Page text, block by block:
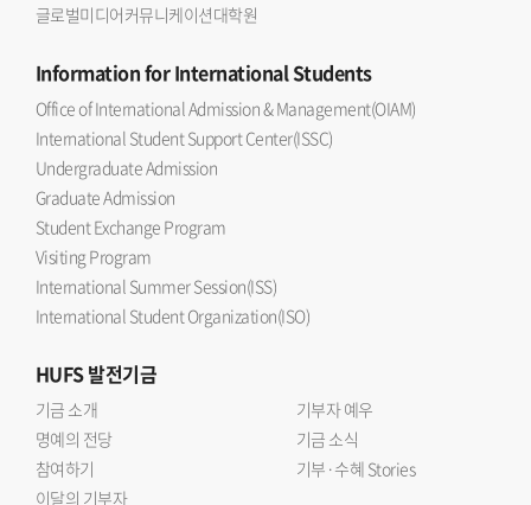
글로벌미디어커뮤니케이션대학원
Informationfor International Students
Office of International Admission & Management(OIAM)
International Student Support Center(ISSC)
Undergraduate Admission
Graduate Admission
Student Exchange Program
Visiting Program
International Summer Session(ISS)
International Student Organization(ISO)
HUFS발전기금
기금 소개
기부자 예우
명예의 전당
기금 소식
참여하기
기부·수혜 Stories
이달의 기부자